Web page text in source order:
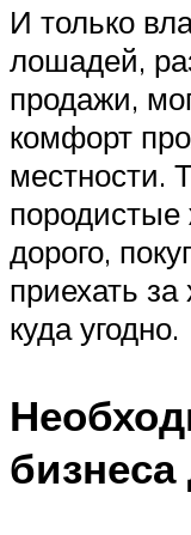
И только
лошадей,
продажи,
комфорт
местности.
породистые
дорого,
приехать
куда угодно.